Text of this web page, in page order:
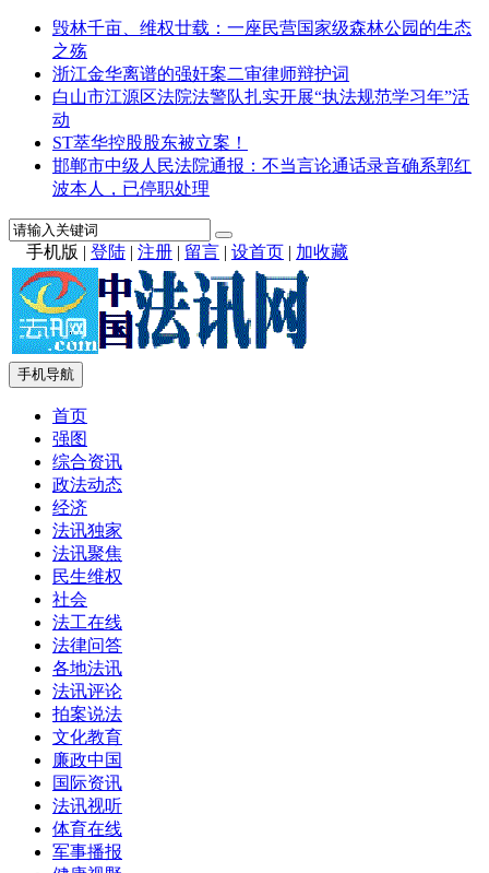
毁林千亩、维权廿载：一座民营国家级森林公园的生态
之殇
浙江金华离谱的强奸案二审律师辩护词
白山市江源区法院法警队扎实开展“执法规范学习年”活
动
ST萃华控股股东被立案！
邯郸市中级人民法院通报：不当言论通话录音确系郭红
波本人，已停职处理
手机版 | 登陆 | 注册 | 留言 | 设首页 | 加收藏
手机导航
首页
强图
综合资讯
政法动态
经济
法讯独家
法讯聚焦
民生维权
社会
法工在线
法律问答
各地法讯
法讯评论
拍案说法
文化教育
廉政中国
国际资讯
法讯视听
体育在线
军事播报